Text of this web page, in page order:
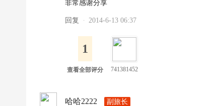
非常感谢分享
回复 · 2014-6-13 06:37
1
查看全部评分 741381452
哈哈2222 副旅长